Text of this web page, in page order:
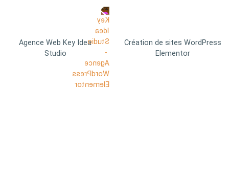
Agence Web Key Idea
Studio
Création de sites WordPress
Elementor